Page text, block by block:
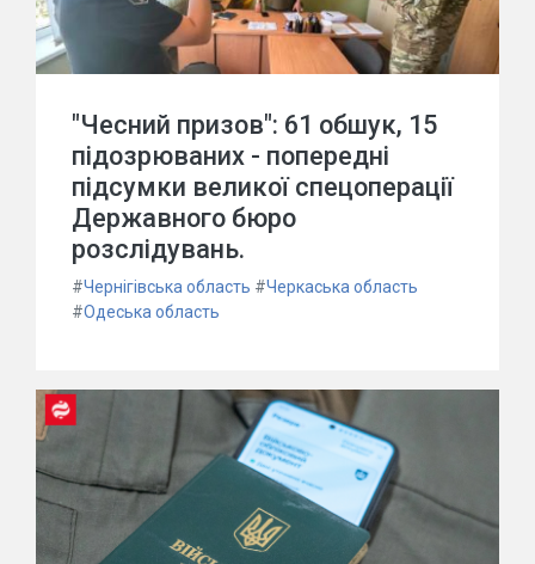
"Чесний призов": 61 обшук, 15
підозрюваних - попередні
підсумки великої спецоперації
Державного бюро
розслідувань.
#Чернігівська область #Черкаська область
#Одеська область